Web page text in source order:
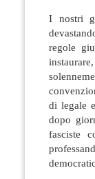
I nostri
regole
di legale
dopo
fasciste